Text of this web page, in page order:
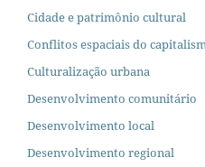
Cidade e patrimônio cultural
Conflitos espaciais do
Culturalização urbana
Desenvolvimento comunitário
Desenvolvimento local
Desenvolvimento regional